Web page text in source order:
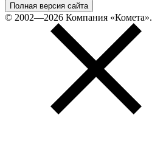
Полная версия сайта
© 2002—2026 Компания